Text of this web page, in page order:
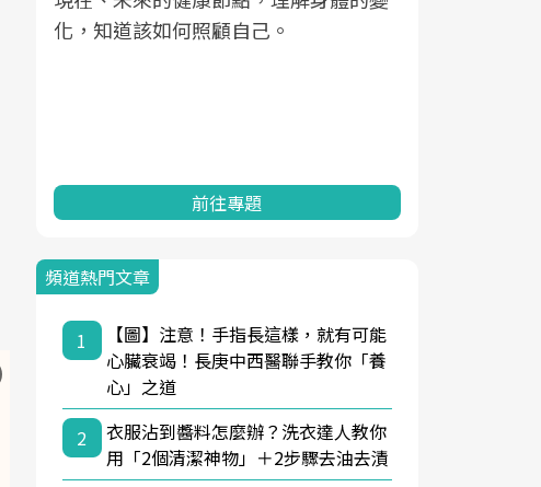
化，知道該如何照顧自己。
前往專題
頻道熱門文章
1
【圖】注意！手指長這樣，就有可能
心臟衰竭！長庚中西醫聯手教你「養
心」之道
2
衣服沾到醬料怎麼辦？洗衣達人教你
用「2個清潔神物」＋2步驟去油去漬